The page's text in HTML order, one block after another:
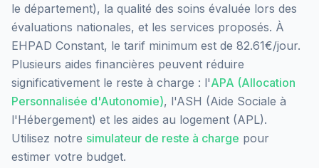
le département), la qualité des soins évaluée lors des
évaluations nationales, et les services proposés. À
EHPAD Constant, le tarif minimum est de 82.61€/jour.
Plusieurs aides financières peuvent réduire
significativement le reste à charge : l'APA (Allocation
Personnalisée d'Autonomie), l'ASH (Aide Sociale à
l'Hébergement) et les aides au logement (APL).
Utilisez notre simulateur de reste à charge pour
estimer votre budget.